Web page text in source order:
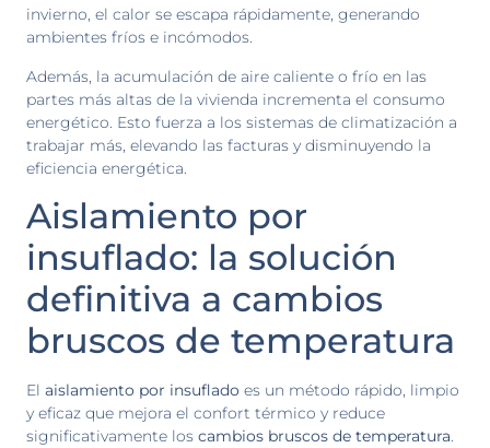
invierno, el calor se escapa rápidamente, generando
ambientes fríos e incómodos.
Además, la acumulación de aire caliente o frío en las
partes más altas de la vivienda incrementa el consumo
energético. Esto fuerza a los sistemas de climatización a
trabajar más, elevando las facturas y disminuyendo la
eficiencia energética.
Aislamiento por
insuflado: la solución
definitiva a cambios
bruscos de temperatura
El aislamiento por insuflado es un método rápido, limpio
y eficaz que mejora el confort térmico y reduce
significativamente los cambios bruscos de temperatura.